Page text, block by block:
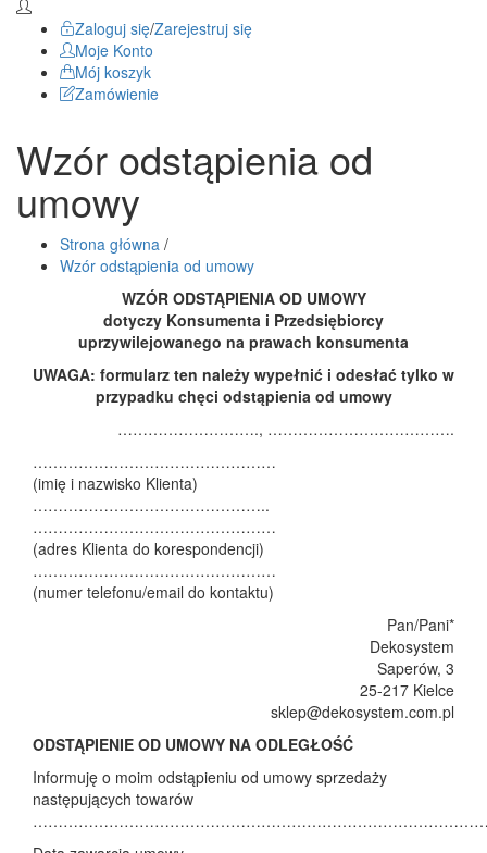
Zaloguj się/Zarejestruj się
Moje Konto
Mój koszyk
Zamówienie
Wzór odstąpienia od
umowy
Strona główna /
Wzór odstąpienia od umowy
WZÓR ODSTĄPIENIA OD UMOWY
dotyczy Konsumenta i Przedsiębiorcy
uprzywilejowanego na prawach konsumenta
UWAGA: formularz ten należy wypełnić i odesłać tylko w
przypadku chęci odstąpienia od umowy
………………………., ……………………………….
…………………………………………
(imię i nazwisko Klienta)
………………………………………..
…………………………………………
(adres Klienta do korespondencji)
…………………………………………
(numer telefonu/email do kontaktu)
Pan/Pani*
Dekosystem
Saperów, 3
25-217 Kielce
sklep@dekosystem.com.pl
ODSTĄPIENIE OD UMOWY NA ODLEGŁOŚĆ
Informuję o moim odstąpieniu od umowy sprzedaży
następujących towarów